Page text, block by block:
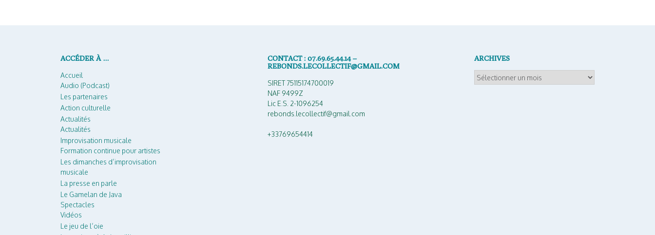
ACCÉDER À …
Accueil
Audio (Podcast)
Les partenaires
Action culturelle
Actualités
Actualités
Improvisation musicale
Formation continue pour artistes
Les dimanches d’improvisation
musicale
La presse en parle
Le Gamelan de Java
Spectacles
Vidéos
Le jeu de l’oie
CONTACT : 07.69.65.44.14 –
REBONDS.LECOLLECTIF@GMAIL.COM
SIRET 75115174700019
NAF 9499Z
Lic E.S. 2-1096254
rebonds.lecollectif@gmail.com
+33769654414
ARCHIVES
Archives